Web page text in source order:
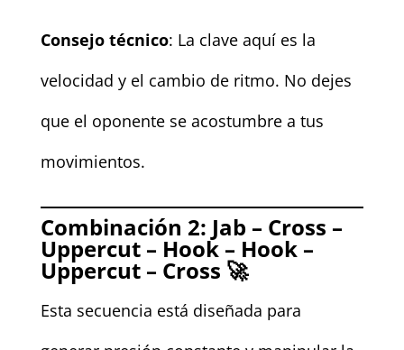
Consejo técnico: La clave aquí es la
velocidad y el cambio de ritmo. No dejes
que el oponente se acostumbre a tus
movimientos.
Combinación 2: Jab – Cross –
Uppercut – Hook – Hook –
Uppercut – Cross 🚀
Esta secuencia está diseñada para